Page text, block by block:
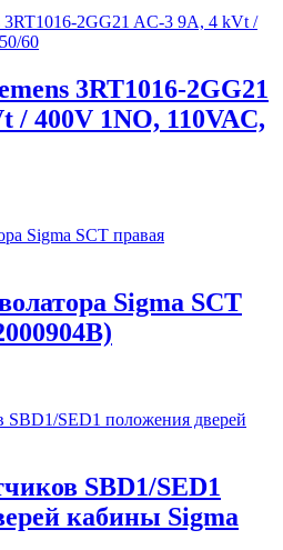
3RT1016-2GG21
/ 400V 1NO, 110VAC,
Sigma SCT
SBD1/SED1
кабины Sigma